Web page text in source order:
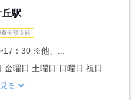
丘駅
費全額支給
：30 ※他、...
金曜日 土曜日 日曜日 祝日
る